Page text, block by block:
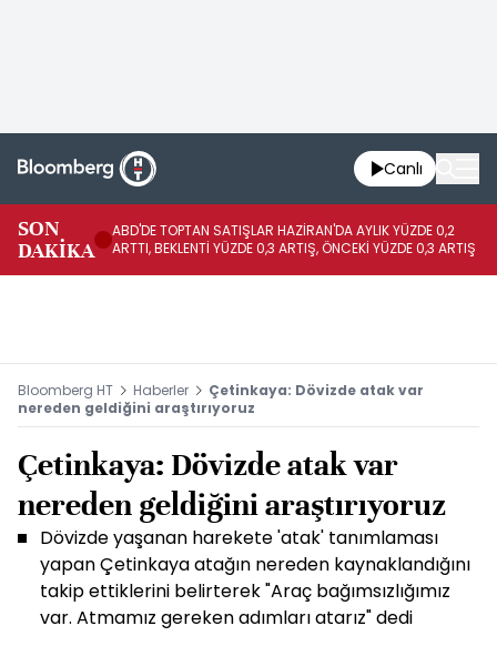
Canlı
SON
DAKİKA
ABD'DE TOPTAN SATIŞLAR HAZİRAN'DA AYLIK YÜZDE 0,2
ARTTI, BEKLENTİ YÜZDE 0,3 ARTIŞ, ÖNCEKİ YÜZDE 0,3 ARTIŞ
Bloomberg HT Haberler
Çetinkaya: Dövizde atak var
nereden geldiğini araştırıyoruz
Çetinkaya: Dövizde atak var
nereden geldiğini araştırıyoruz
Dövizde yaşanan harekete 'atak' tanımlaması
yapan Çetinkaya atağın nereden kaynaklandığını
takip ettiklerini belirterek "Araç bağımsızlığımız
var. Atmamız gereken adımları atarız" dedi